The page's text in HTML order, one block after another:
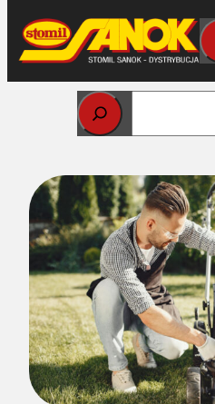
Przejdź
do
treści
Strona główna >
rozpoznać zużycie pasa do